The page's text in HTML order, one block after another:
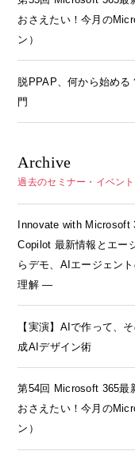
おさえたい！今月の
ン）
脱PPAP、何から始める
門
Archive
過去のセミナー・イベント
Innovate with
Copilot 最新情報とエー
らデモ、AIエージェン
理解 ―
【実演】AIで作って、
成AIデザイン術
第54回 Microsoft 365最
おさえたい！今月の
ン）